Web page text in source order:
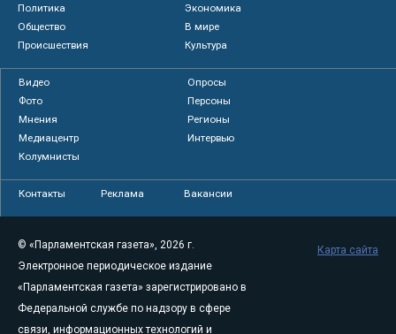
Политика
Экономика
Общество
В мире
Происшествия
Культура
Видео
Опросы
Фото
Персоны
Мнения
Регионы
Медиацентр
Интервью
Колумнисты
Контакты Реклама Вакансии
© «Парламентская газета», 2026 г.
Электронное периодическое издание
«Парламентская газета» зарегистрировано в
Федеральной службе по надзору в сфере
связи, информационных технологий и
Карта сайта